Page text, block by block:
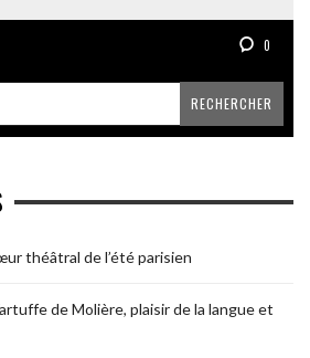
0
théâtral de l’été parisien
de Molière, plaisir de la langue et